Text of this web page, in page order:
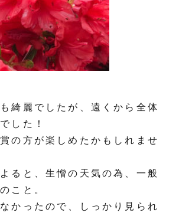
綺麗でしたが、遠くから全体
した！
の方が楽しめたかもしれませ
ると、生憎の天気の為、一般
こと。
かったので、しっかり見られ